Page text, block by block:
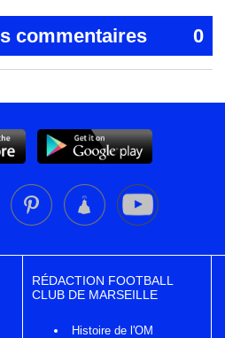
commentaires 0
RÉDACTION FOOTBALL
CLUB DE MARSEILLE
Histoire de l'OM